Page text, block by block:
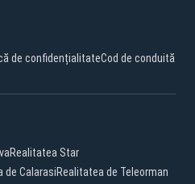
de confidențialitateCod de conduită
Realitatea Star
de CalarasiRealitatea de Teleorman